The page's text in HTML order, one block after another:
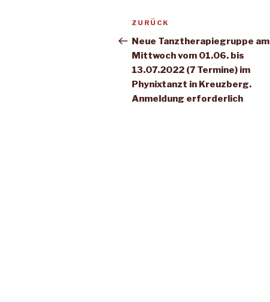
Beitragsnavigation
Vorheriger
Beitrag
ZURÜCK
Neue Tanztherapiegruppe am
Mittwoch vom 01.06. bis
13.07.2022 (7 Termine) im
Phynixtanzt in Kreuzberg.
Anmeldung erforderlich